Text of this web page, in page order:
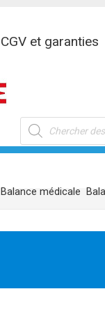
CGV et garanties
Recherche
de
Balance médicale